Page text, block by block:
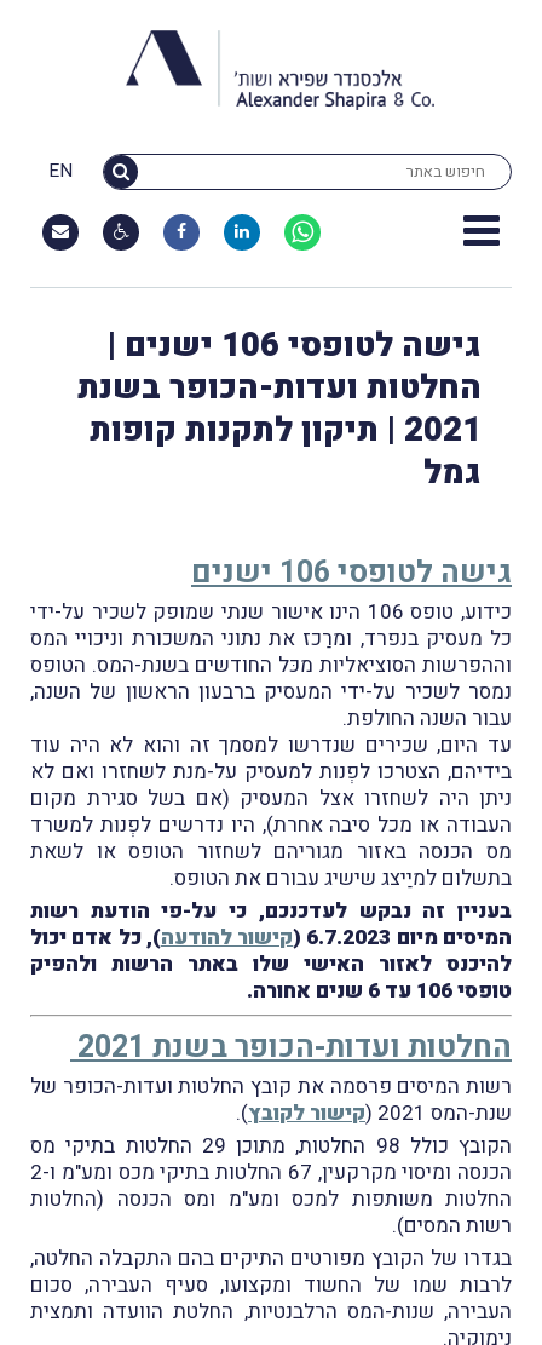
EN
גישה לטופסי 106 ישנים |
החלטות ועדות-הכופר בשנת
2021 | תיקון לתקנות קופות
גמל
גישה לטופסי 106 ישנים
כידוע, טופס 106 הינו אישור שנתי שמופק לשכיר על-ידי
כל מעסיק בנפרד, ומרַכז את נתוני המשכורת וניכויי המס
וההפרשות הסוציאליות מכּל החודשים בשנת-המס. הטופס
נמסר לשכיר על-ידי המעסיק ברבעון הראשון של השנה,
עבור השנה החולפת.
עד היום, שכירים שנדרשו למסמך זה והוא לא היה עוד
בידיהם, הצטרכו לפְנות למעסיק על-מנת לשחזרו ואם לא
ניתן היה לשחזרו אצל המעסיק (אם בשל סגירת מקום
העבודה או מכל סיבה אחרת), היו נדרשים לפְנות למשרד
מס הכנסה באזור מגוריהם לשחזור הטופס או לשאת
בתשלום למיַיצג שישיג עבורם את הטופס.
בעניין זה נבקש לעדכנכם, כי על-פי הודעת רשות
המיסים מיום 6.7.2023 (
קישור להודעה), כל אדם יכול
להיכנס לאזור האישי שלו באתר הרשות ולהפיק
טופסי 106 עד 6 שנים אחורה.
החלטות ועדות-הכופר בשנת 2021
רשות המיסים פרסמה את קובץ החלטות ועדות-הכופר של
שנת-המס 2021 (
קישור לקובץ).
הקובץ כולל 98 החלטות, מתוכן 29 החלטות בתיקי מס
הכנסה ומיסוי מקרקעין, 67 החלטות בתיקי מכס ומע"מ ו-2
החלטות משותפות למכס ומע"מ ומס הכנסה (החלטות
רשות המסים).
בגדרו של הקובץ מפורטים התיקים בהם התקבלה החלטה,
לרבות שמו של החשוד ומקצועו, סעיף העבירה, סכום
העבירה, שנות-המס הרלבנטיות, החלטת הוועדה ותמצית
נימוקיה.